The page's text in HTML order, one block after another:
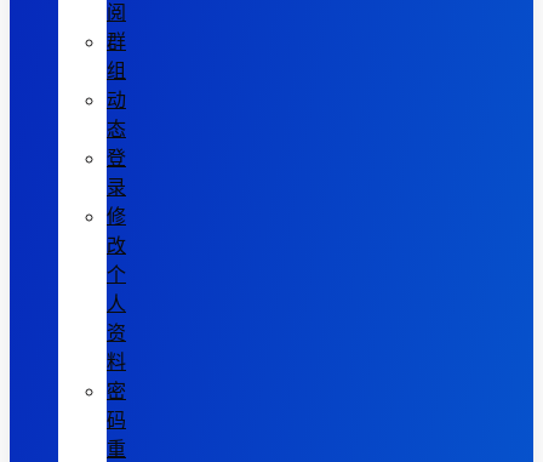
阅
群
组
动
态
登
录
修
改
个
人
资
料
密
码
重